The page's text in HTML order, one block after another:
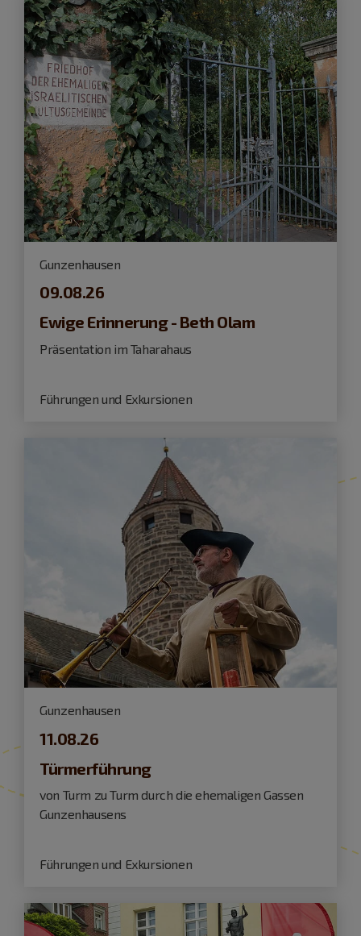
Gunzenhausen
09.08.26
Ewige Erinnerung - Beth Olam
Präsentation im Taharahaus
Führungen und Exkursionen
Gunzenhausen
11.08.26
Türmerführung
von Turm zu Turm durch die ehemaligen Gassen
Gunzenhausens
Führungen und Exkursionen